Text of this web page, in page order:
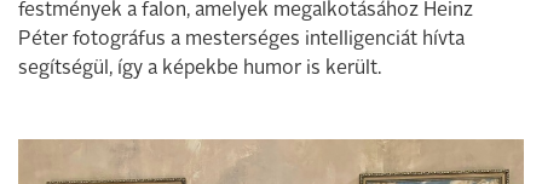
festmények a falon, amelyek megalkotásához Heinz
Péter fotográfus a mesterséges intelligenciát hívta
segítségül, így a képekbe humor is került.